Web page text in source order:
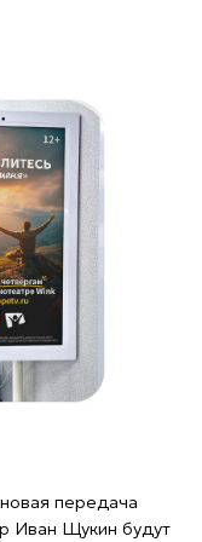
будут
В этот
сюжета